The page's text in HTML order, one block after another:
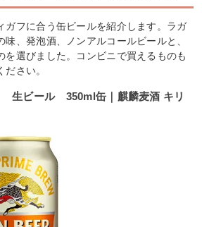
ガフに合う缶ビールを紹介します。ラガ
、発泡酒、ノンアルコールビールと、
を選びました。コンビニで買えるものも
さい。
ビール 350ml缶｜麒麟麦酒 キリ